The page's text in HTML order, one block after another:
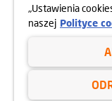
„Ustawienia
naszej Polityce